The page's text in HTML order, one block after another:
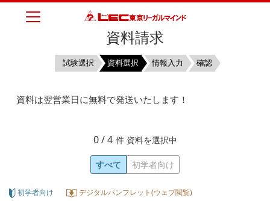
資料請求
試験選択 資料選択 情報入力 確認
資料は翌営業日に無料で発送いたします！
0/ 4 件 資料を選択中
すべて 初学者向け
初学者向け デジタルパンフレット(ウェブ閲覧)